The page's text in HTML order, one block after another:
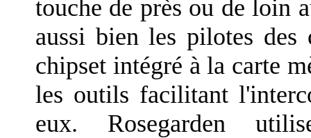
touche de près ou de loin
aussi bien les pilotes des
chipset intégré à la carte
les outils facilitant
eux. Rosegarden